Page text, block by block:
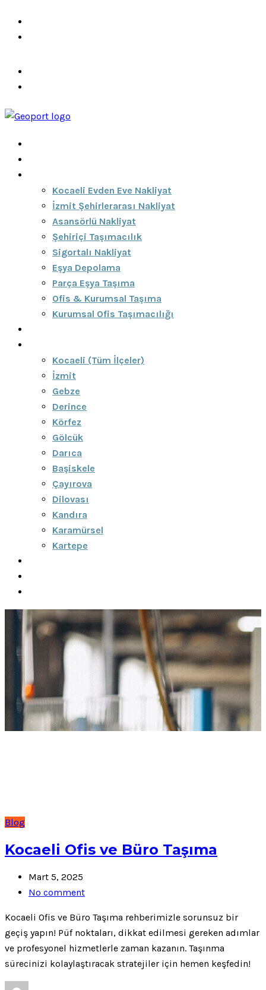
Kocaeli Evden Eve Nakliyat
İzmit Şehirlerarası Nakliyat
Asansörlü Nakliyat
Şehiriçi Taşımacılık
Sigortalı Nakliyat
Eşya Depolama
Parça Eşya Taşıma
Ofis & Kurumsal Taşıma
Kurumsal Ofis Taşımacılığı
Kocaeli (Tüm İlçeler)
İzmit
Gebze
Derince
Körfez
Gölcük
Darıca
Başiskele
Çayırova
Dilovası
Kandıra
Karamürsel
Kartepe
Blog
Kocaeli Ofis ve Büro Taşıma
Mart 5, 2025
No comment
Kocaeli Ofis ve Büro Taşıma rehberimizle sorunsuz bir
geçiş yapın! Püf noktaları, dikkat edilmesi gereken adımlar
ve profesyonel hizmetlerle zaman kazanın. Taşınma
sürecinizi kolaylaştıracak stratejiler için hemen keşfedin!